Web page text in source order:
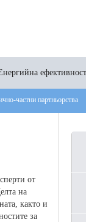
ефективност
частни партньорства
от
на
както и
за